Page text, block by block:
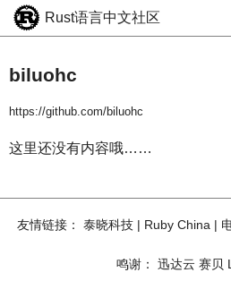
Rust语言中文社区
biluohc
https://github.com/biluohc
这里还没有内容哦……
友情链接： 泰晓科技| Ruby China |
鸣谢： 迅达云 赛贝